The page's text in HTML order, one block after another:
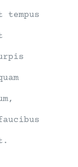
tempus